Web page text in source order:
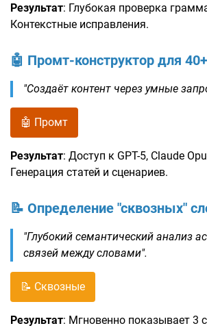
Результат: Глубокая проверка
Контекстные исправления.
🤖 Промт-конструктор для
"Создаёт контент через умные
🤖 Промт
Результат: Доступ к GPT-5, Claude
Генерация статей и сценариев.
📝 Определение "сквозных"
"Глубокий семантический анализ
связей между словами".
📝 Сквозные
Результат: Мгновенно показывает 3